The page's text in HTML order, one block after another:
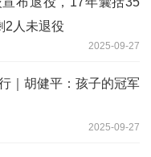
2人未退役
2025-09-27
｜胡健平：孩子的冠军
2025-09-27